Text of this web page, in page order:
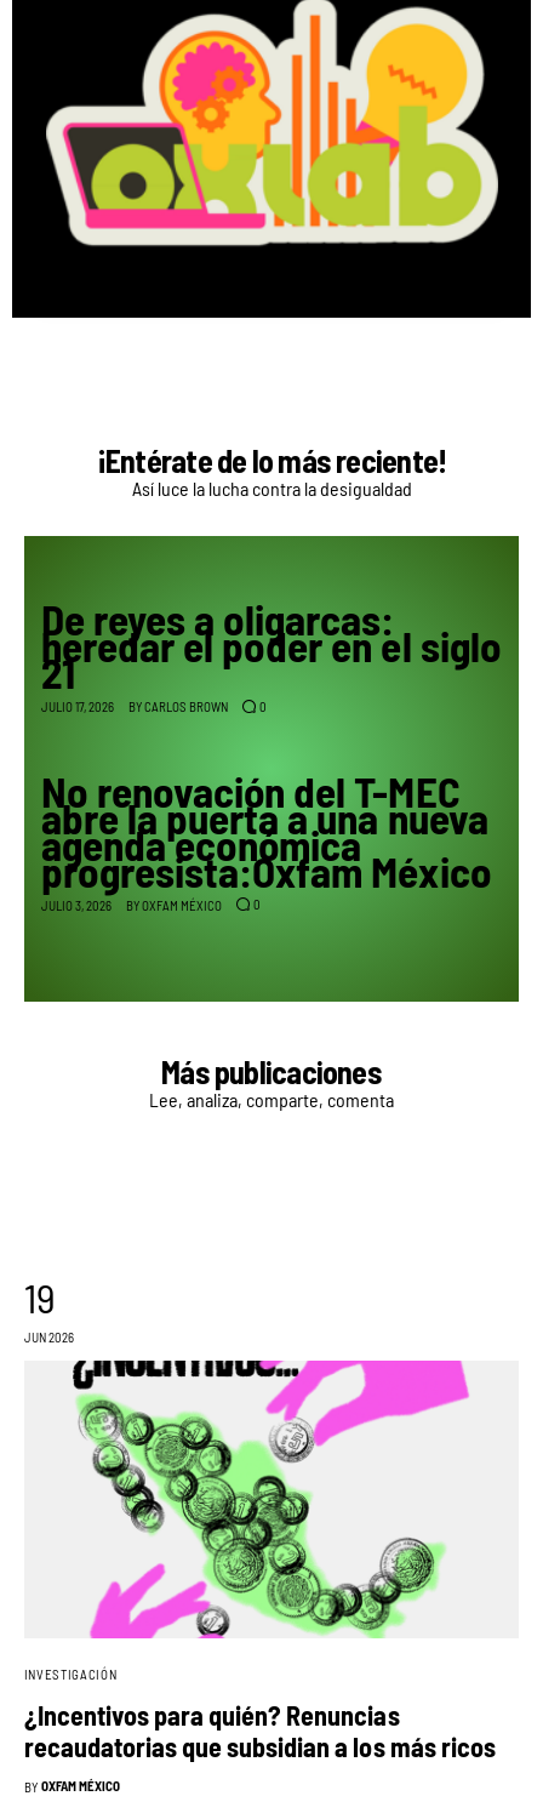
Oxlab
Nuestra plataforma de formación en
línea
Descubre sus cursos
¡Entérate de lo más reciente!
Así luce la lucha contra la desigualdad
De reyes a oligarcas:
heredar el poder en el siglo
21
JULIO 17, 2026 BYCARLOS BROWN 0
No renovación del T-MEC
abre la puerta a una nueva
agenda económica
progresista:Oxfam México
JULIO 3, 2026 BYOXFAM MÉXICO 0
Más publicaciones
Lee, analiza, comparte, comenta
19
JUN 2026
INVESTIGACIÓN
¿Incentivos para quién? Renuncias
recaudatorias que subsidian a los más ricos
BY OXFAM MÉXICO